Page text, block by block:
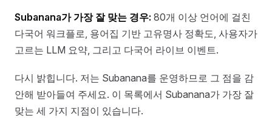
Subanana가 가장 잘 맞는 경우: 80개 이상 언어에 걸친
다국어 워크플로, 용어집 기반 고유명사 정확도, 사용자가
고르는 LLM 요약, 그리고 다국어 라이브 이벤트.
다시 밝힙니다. 저는 Subanana를 운영하므로 그 점을 감
안해 받아들여 주세요. 이 목록에서 Subanana가 가장 잘
맞는 세 가지 지점이 있습니다.